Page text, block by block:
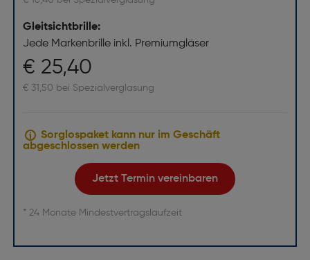
Gleitsichtbrille:
Jede Markenbrille inkl. Premiumgläser
€ 25,40
€ 31,50 bei Spezialverglasung
Sorglospaket kann nur im Geschäft
abgeschlossen werden
Jetzt Termin vereinbaren
* 24 Monate Mindestvertragslaufzeit